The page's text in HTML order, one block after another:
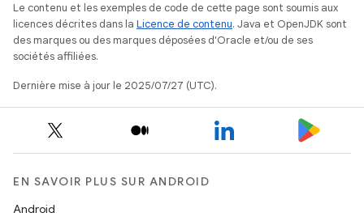
Le contenu et les exemples de code de cette page sont soumis aux
licences décrites dans la Licence de contenu. Java et OpenJDK sont
des marques ou des marques déposées d'Oracle et/ou de ses
sociétés affiliées.
Dernière mise à jour le 2025/07/27 (UTC).
EN SAVOIR PLUS SUR ANDROID
Android